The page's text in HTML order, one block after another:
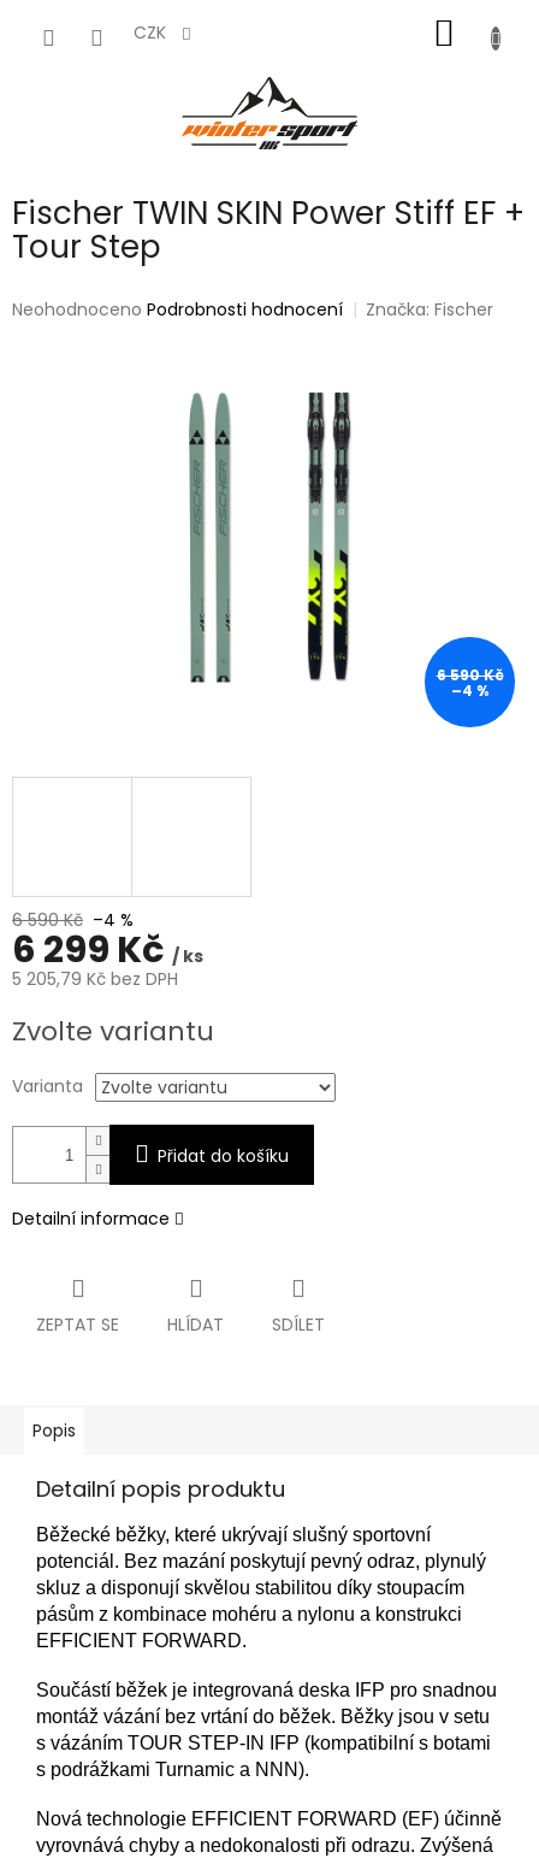
CZK
KOŠÍK
Fischer TWIN SKIN Power Stiff EF +
Tour Step
Průměrné
Neohodnoceno Podrobnosti hodnocení Značka:Fischer
6 590 Kč
–4 %
6 590 Kč –4 %
6 299 Kč / ks
5 205,79 Kč bez DPH
cena:
Zvolte variantu
Varianta
Přidat do košíku
Detailní informace
ZEPTAT SE HLÍDAT SDÍLET
Popis
Detailní popis produktu
Běžecké běžky, které ukrývají slušný sportovní
potenciál. Bez mazání poskytují pevný odraz, plynulý
skluz a disponují skvělou stabilitou díky stoupacím
pásům z kombinace mohéru a nylonu a konstrukci
EFFICIENT FORWARD.
Součástí běžek je integrovaná deska IFP pro snadnou
montáž vázání bez vrtání do běžek. Běžky jsou v setu
s vázáním TOUR STEP-IN IFP (kompatibilní s botami
s podrážkami Turnamic a NNN).
Nová technologie EFFICIENT FORWARD (EF) účinně
vyrovnává chyby a nedokonalosti při odrazu. Zvýšená